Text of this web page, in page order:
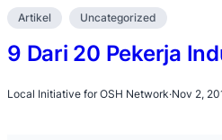
Artikel Uncategorized
9 Dari 20 Pekerja
Local Initiative for OSH Network·Nov 2,